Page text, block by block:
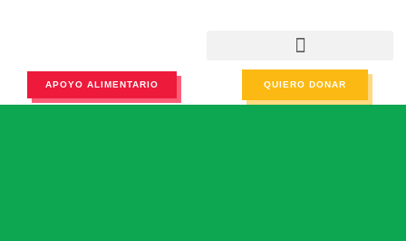
APOYO ALIMENTARIO QUIERO DONAR